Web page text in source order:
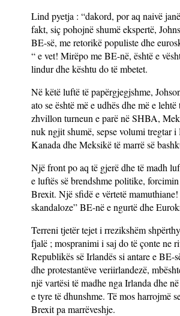
Lind pyetja : “dakord, por aq naivë
fakt, siç pohojnë shumë ekspertë,
BE-së, me retorikë populiste dhe
“ e vet! Mirëpo me BE-në, është e
lindur dhe kështu do të mbetet.
Në këtë luftë të papërgjegjshme,
ato se është më e udhës dhe më e
zhvillon turneun e parë në SHBA,
nuk ngjit shumë, sepse volumi tregtar
Kanada dhe Meksikë të marrë së
Një front po aq të gjerë dhe të madh
e luftës së brendshme politike,
Brexit. Një sfidë e vërtetë
skandaloze” BE-në e ngurtë dhe
Terreni tjetër tejet i rrezikshëm
fjalë ; mospranimi i saj do të çonte ne
Republikës së Irlandës si antare e
dhe protestantëve veriirlandezë,
një vartësi të madhe nga Irlanda dhe
e tyre të dhunshme. Të mos harrojmë
Brexit pa marrëveshje.